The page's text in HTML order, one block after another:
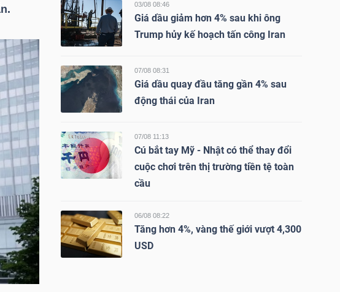
03/08 08:46
Giá dầu giảm hơn 4% sau khi ông
Trump hủy kế hoạch tấn công Iran
07/08 08:31
Giá dầu quay đầu tăng gần 4% sau
động thái của Iran
07/08 11:13
Cú bắt tay Mỹ - Nhật có thể thay đổi
cuộc chơi trên thị trường tiền tệ toàn
cầu
06/08 08:22
Tăng hơn 4%, vàng thế giới vượt 4,300
USD